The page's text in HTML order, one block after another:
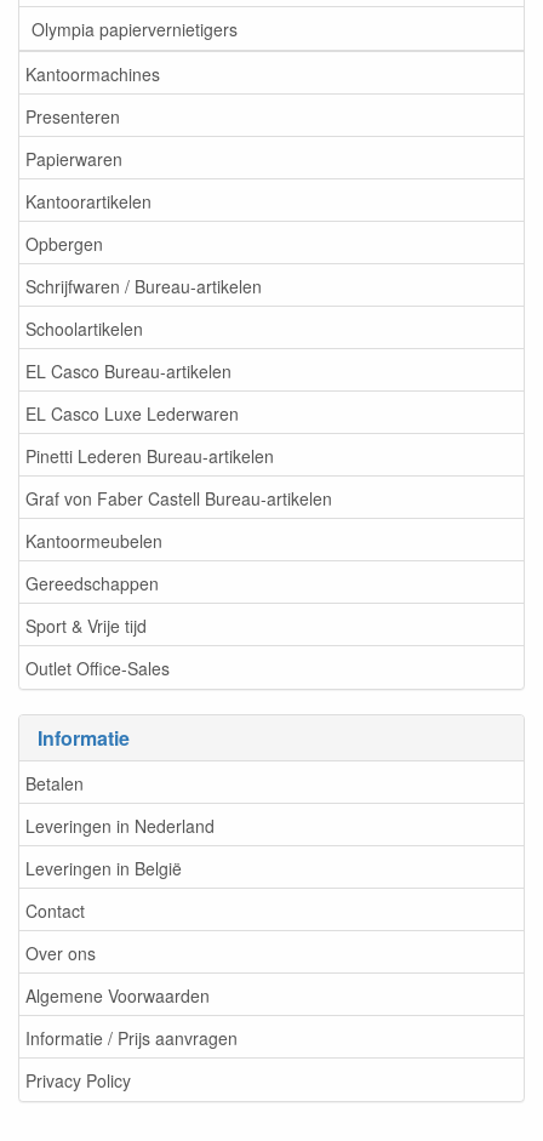
Olympia papiervernietigers
Kantoormachines
Presenteren
Papierwaren
Kantoorartikelen
Opbergen
Schrijfwaren / Bureau-artikelen
Schoolartikelen
EL Casco Bureau-artikelen
EL Casco Luxe Lederwaren
Pinetti Lederen Bureau-artikelen
Graf von Faber Castell Bureau-artikelen
Kantoormeubelen
Gereedschappen
Sport & Vrije tijd
Outlet Office-Sales
Informatie
Betalen
Leveringen in Nederland
Leveringen in België
Contact
Over ons
Algemene Voorwaarden
Informatie / Prijs aanvragen
Privacy Policy